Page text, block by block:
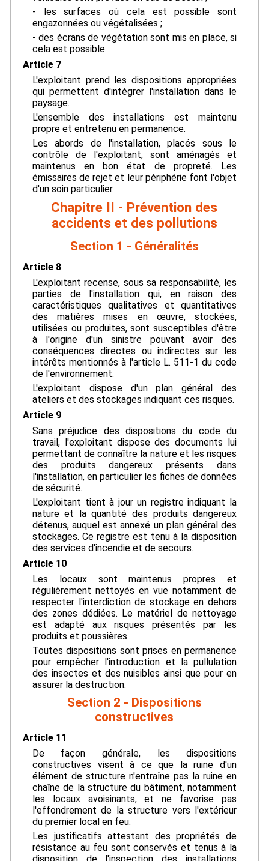
- les surfaces où cela est possible sont
engazonnées ou végétalisées ;
- des écrans de végétation sont mis en place, si
cela est possible.
Article 7
L'exploitant prend les dispositions appropriées
qui permettent d'intégrer l'installation dans le
paysage.
L'ensemble des installations est maintenu
propre et entretenu en permanence.
Les abords de l'installation, placés sous le
contrôle de l'exploitant, sont aménagés et
maintenus en bon état de propreté. Les
émissaires de rejet et leur périphérie font l'objet
d'un soin particulier.
Chapitre II - Prévention des
accidents et des pollutions
Section 1 - Généralités
Article 8
L'exploitant recense, sous sa responsabilité, les
parties de l'installation qui, en raison des
caractéristiques qualitatives et quantitatives
des matières mises en œuvre, stockées,
utilisées ou produites, sont susceptibles d'être
à l'origine d'un sinistre pouvant avoir des
conséquences directes ou indirectes sur les
intérêts mentionnés à l'article L. 511-1 du code
de l'environnement.
L'exploitant dispose d'un plan général des
ateliers et des stockages indiquant ces risques.
Article 9
Sans préjudice des dispositions du code du
travail, l'exploitant dispose des documents lui
permettant de connaître la nature et les risques
des produits dangereux présents dans
l'installation, en particulier les fiches de données
de sécurité.
L'exploitant tient à jour un registre indiquant la
nature et la quantité des produits dangereux
détenus, auquel est annexé un plan général des
stockages. Ce registre est tenu à la disposition
des services d'incendie et de secours.
Article 10
Les locaux sont maintenus propres et
régulièrement nettoyés en vue notamment de
respecter l'interdiction de stockage en dehors
des zones dédiées. Le matériel de nettoyage
est adapté aux risques présentés par les
produits et poussières.
Toutes dispositions sont prises en permanence
pour empêcher l'introduction et la pullulation
des insectes et des nuisibles ainsi que pour en
assurer la destruction.
Section 2 - Dispositions
constructives
Article 11
De façon générale, les dispositions
constructives visent à ce que la ruine d'un
élément de structure n'entraîne pas la ruine en
chaîne de la structure du bâtiment, notamment
les locaux avoisinants, et ne favorise pas
l'effondrement de la structure vers l'extérieur
du premier local en feu.
Les justificatifs attestant des propriétés de
résistance au feu sont conservés et tenus à la
disposition de l'inspection des installations